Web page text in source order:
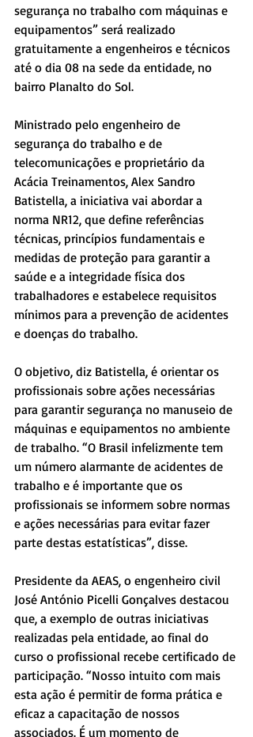
segurança no trabalho com máquinas e
equipamentos” será realizado
gratuitamente a engenheiros e técnicos
até o dia 08 na sede da entidade, no
bairro Planalto do Sol.
Ministrado pelo engenheiro de
segurança do trabalho e de
telecomunicações e proprietário da
Acácia Treinamentos, Alex Sandro
Batistella, a iniciativa vai abordar a
norma NR12, que define referências
técnicas, princípios fundamentais e
medidas de proteção para garantir a
saúde e a integridade física dos
trabalhadores e estabelece requisitos
mínimos para a prevenção de acidentes
e doenças do trabalho.
O objetivo, diz Batistella, é orientar os
profissionais sobre ações necessárias
para garantir segurança no manuseio de
máquinas e equipamentos no ambiente
de trabalho. “O Brasil infelizmente tem
um número alarmante de acidentes de
trabalho e é importante que os
profissionais se informem sobre normas
e ações necessárias para evitar fazer
parte destas estatísticas”, disse.
Presidente da AEAS, o engenheiro civil
José António Picelli Gonçalves destacou
que, a exemplo de outras iniciativas
realizadas pela entidade, ao final do
curso o profissional recebe certificado de
participação. “Nosso intuito com mais
esta ação é permitir de forma prática e
eficaz a capacitação de nossos
associados. É um momento de